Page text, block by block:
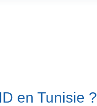
en Tunisie ?